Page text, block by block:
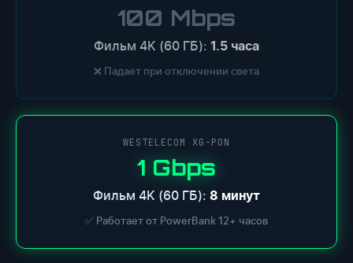
100 Mbps
Фильм 4K (60 ГБ): 1.5 часа
❌ Падает при отключении света
WESTELECOM XG-PON
1 Gbps
Фильм 4K (60 ГБ): 8 минут
✅ Работает от PowerBank 12+ часов